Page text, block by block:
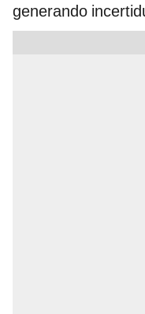
generando